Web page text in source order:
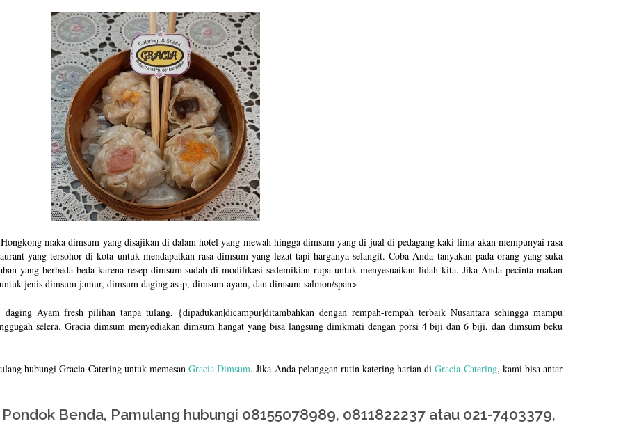
maka dimsum yang disajikan di dalam hotel yang mewah hingga dimsum yang di jual di pedagang kaki lima akan mempunyai rasa
yang tersohor di kota untuk mendapatkan rasa dimsum yang lezat tapi harganya selangit. Coba Anda tanyakan pada orang yang suka
yang berbeda-beda karena resep dimsum sudah di modifikasi sedemikian rupa untuk menyesuaikan lidah kita. Jika Anda pecinta makan
jenis dimsum jamur, dimsum daging asap, dimsum ayam, dan dimsum salmon/span>
Ayam fresh pilihan tanpa tulang, {dipadukan|dicampur|ditambahkan dengan rempah-rempah terbaik Nusantara sehingga mampu
selera. Gracia dimsum menyediakan dimsum hangat yang bisa langsung dinikmati dengan porsi 4 biji dan 6 biji, dan dimsum beku
hubungi Gracia Catering untuk memesanGracia Dimsum. Jika Anda pelanggan rutin katering harian diGracia Catering, kami bisa antar
Benda, Pamulang hubungi 08155078989, 0811822237 atau 021-7403379,